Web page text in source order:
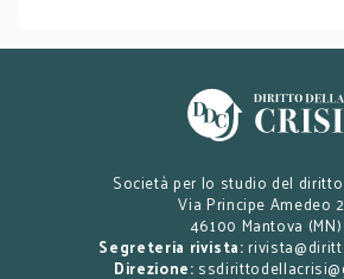
ad avviso di chi scrive la presa di
dell’Agenzia delle Entrate non
né sul piano letterale, né su quello
D’altro canto, ed avendo a mente
concretamente accade nei
con cessio bonorum la
risulta quasi sempre diversa
Società per lo studio del
Via Principe Amedeo
46100 Mantova (MN)
Segreteria rivista:
Direzione: